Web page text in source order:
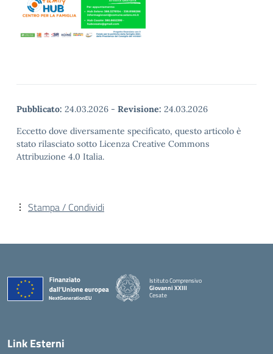
Pubblicato: 24.03.2026 - Revisione: 24.03.2026
Eccetto dove diversamente specificato, questo articolo è
stato rilasciato sotto Licenza Creative Commons
Attribuzione 4.0 Italia.
Stampa / Condividi
Istituto Comprensivo
Giovanni XXIII
Cesate
Link Esterni